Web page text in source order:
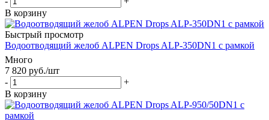
В корзину
Быстрый просмотр
Водоотводящий желоб ALPEN Drops ALP-350DN1 с рамкой
Много
7 820 руб./шт
-
+
В корзину